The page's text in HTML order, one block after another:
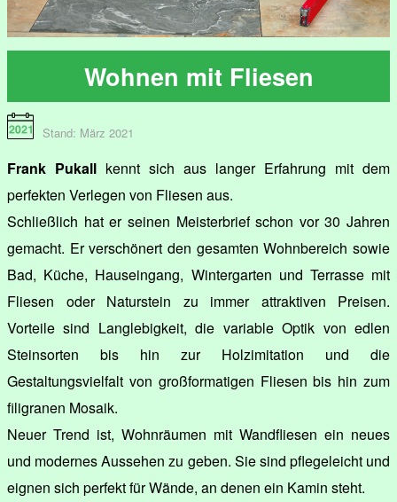
Wohnen mit Fliesen
Stand: März 2021
Frank Pukall kennt sich aus langer Erfahrung mit dem
perfekten Verlegen von Fliesen aus.
Schließlich hat er seinen Meisterbrief schon vor 30 Jahren
gemacht. Er verschönert den gesamten Wohnbereich sowie
Bad, Küche, Hauseingang, Wintergarten und Terrasse mit
Fliesen oder Naturstein zu immer attraktiven Preisen.
Vorteile sind Langlebigkeit, die variable Optik von edlen
Steinsorten bis hin zur Holzimitation und die
Gestaltungsvielfalt von großformatigen Fliesen bis hin zum
filigranen Mosaik.
Neuer Trend ist, Wohnräumen mit Wandfliesen ein neues
und modernes Aussehen zu geben. Sie sind pflegeleicht und
eignen sich perfekt für Wände, an denen ein Kamin steht.